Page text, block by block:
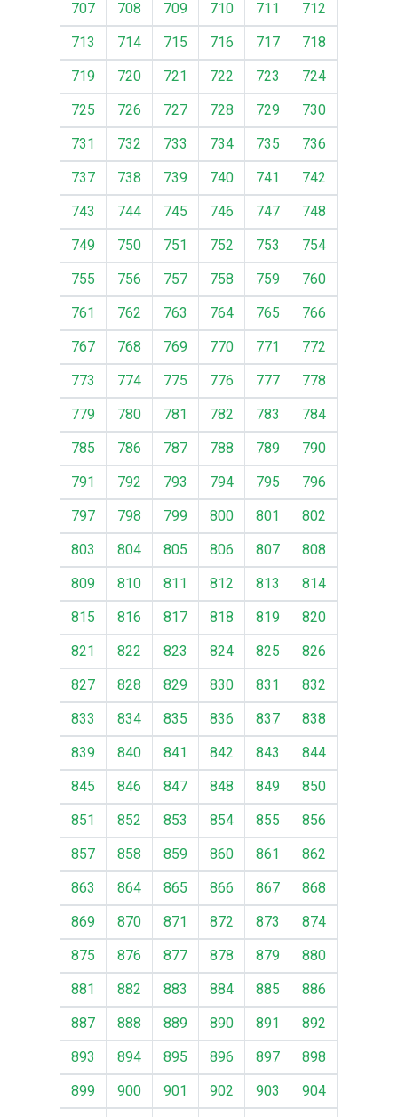
707
708 709 710 711
712
713
714 715 716 717
718
719
720 721 722 723
724
725
726 727 728 729
730
731
732 733 734 735
736
737
738 739 740 741
742
743
744 745 746 747
748
749
750 751 752 753
754
755
756 757 758 759
760
761
762 763 764 765
766
767
768 769 770 771
772
773
774 775 776 777
778
779
780 781 782 783
784
785
786 787 788 789
790
791
792 793 794 795
796
797
798 799 800 801
802
803
804 805 806 807
808
809
810 811 812 813
814
815
816 817 818 819
820
821
822 823 824 825
826
827
828 829 830 831
832
833
834 835 836 837
838
839
840 841 842 843
844
845
846 847 848 849
850
851
852 853 854 855
856
857
858 859 860 861
862
863
864 865 866 867
868
869
870 871 872 873
874
875
876 877 878 879
880
881
882 883 884 885
886
887
888 889 890 891
892
893
894 895 896 897
898
899
900 901 902 903
904